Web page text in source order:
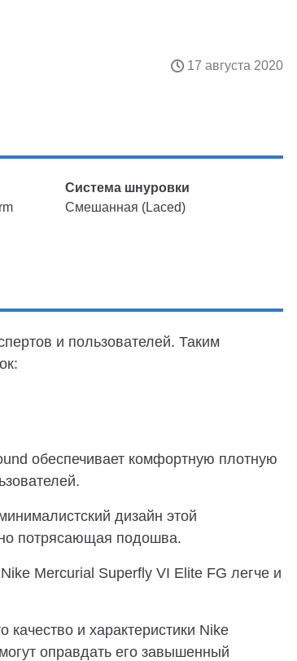
17 августа 2020
Система шнуровки
Смешанная (Laced)
и пользователей. Таким
обеспечивает комфортную плотную
дизайн этой
потрясающая подошва.
Mercurial Superfly VI Elite FG легче и
качество и характеристики Nike
оправдать его завышенный